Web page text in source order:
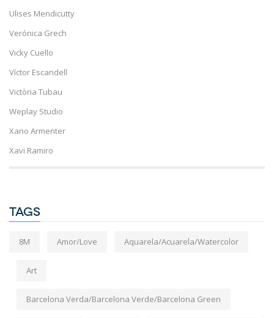
Ulises Mendicutty
Verónica Grech
Vicky Cuello
Víctor Escandell
Victòria Tubau
Weplay Studio
Xano Armenter
Xavi Ramiro
TAGS
8M Amor/Love Aquarela/Acuarela/Watercolor
Art
Barcelona Verda/Barcelona Verde/Barcelona Green